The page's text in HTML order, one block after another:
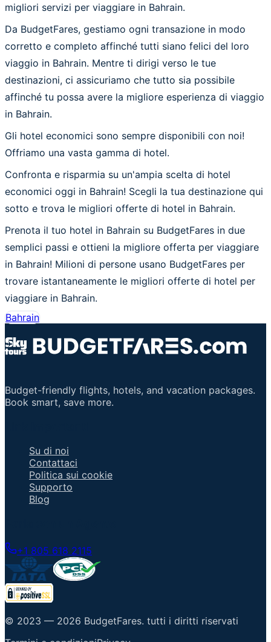
migliori servizi per viaggiare in Bahrain.
Da BudgetFares, gestiamo ogni transazione in modo
corretto e completo affinché tutti siano felici del loro
viaggio in Bahrain. Mentre ti dirigi verso le tue
destinazioni, ci assicuriamo che tutto sia possibile
affinché tu possa avere la migliore esperienza di viaggio
in Bahrain.
Gli hotel economici sono sempre disponibili con noi!
Offriamo una vasta gamma di hotel.
Confronta e risparmia su un'ampia scelta di hotel
economici oggi in Bahrain! Scegli la tua destinazione qui
sotto e trova le migliori offerte di hotel in Bahrain.
Prenota il tuo hotel in Bahrain su BudgetFares in due
semplici passi e ottieni la migliore offerta per viaggiare
in Bahrain! Milioni di persone usano BudgetFares per
trovare istantaneamente le migliori offerte di hotel per
viaggiare in Bahrain.
Bahrain
Budget-friendly flights, hotels, and vacation packages.
Book smart, save more.
Su di noi
Contattaci
Politica sui cookie
Supporto
Blog
+1 805 618 2115
© 2023 — 2026 BudgetFares. tutti i diritti riservati